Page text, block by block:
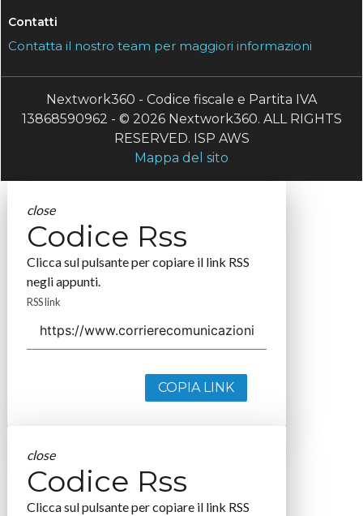
Contatti
Contatta il nostro team per maggiori informazioni
Nextwork360 - Codice fiscale e Partita IVA
13868590962 - © 2026 Nextwork360. ALL RIGHTS
RESERVED. ISP AWS
Mappa del sito
close
Codice Rss
Clicca sul pulsante per copiare il link RSS
negli appunti.
RSS link
COPIA LINK
close
Codice Rss
Clicca sul pulsante per copiare il link RSS